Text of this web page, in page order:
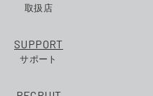
取扱店
SUPPORT
サポート